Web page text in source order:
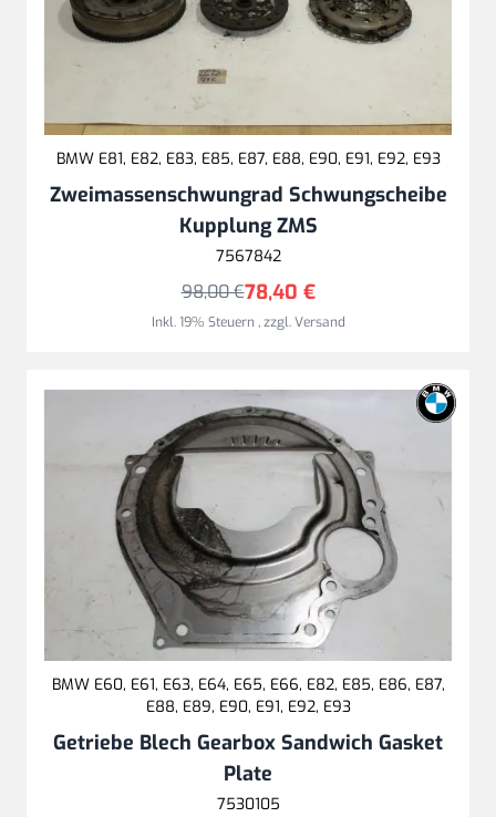
BMW E81, E82, E83, E85, E87, E88, E90, E91, E92, E93
Zweimassenschwungrad Schwungscheibe
Kupplung ZMS
7567842
78,40 €
98,00 €
Inkl. 19% Steuern,zzgl.Versand
BMW E60, E61, E63, E64, E65, E66, E82, E85, E86, E87,
E88, E89, E90, E91, E92, E93
Getriebe Blech Gearbox Sandwich Gasket
Plate
7530105